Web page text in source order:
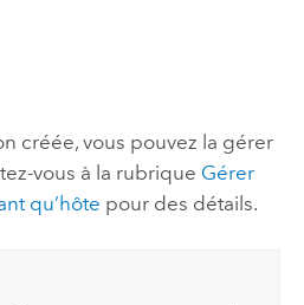
créée, vous pouvez la gérer
vous à la rubrique Gérer
qu’hôte pour des détails.